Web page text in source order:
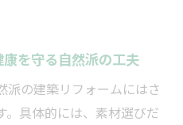
を守る自然派の工夫
派の建築リフォームにはさ
。具体的には、素材選びだ